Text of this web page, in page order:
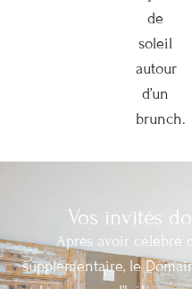
de
soleil
autour
d’un
brunch.
Vos invités
Après avoir célébré
supplémentaire, le